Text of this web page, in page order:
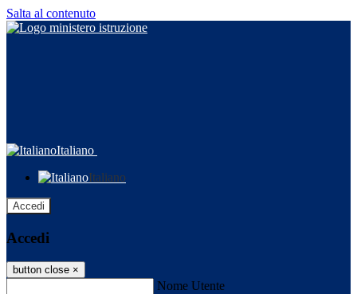
Salta al contenuto
Italiano
Italiano
Accedi
Accedi
button close ×
Nome Utente